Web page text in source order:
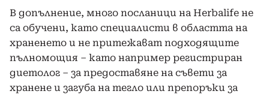
В допълнение, много посланици на Herbalife не
са обучени, като специалисти в областта на
храненето и не притежават подходящите
пълномощия – като например регистриран
диетолог – за предоставяне на съвети за
хранене и загуба на тегло или препоръки за